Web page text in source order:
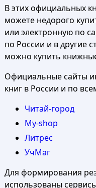
В этих официальных
можете недорого
или электронную по
по России и в другие
можно купить
Официальные сайты
книг в России и по
Читай-город
My-shop
Литрес
УчМаг
Для формирования
использованы